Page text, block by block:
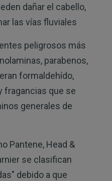
dañar el cabello,
las vías fluviales
peligrosos más
parabenos,
formaldehído,
fragancias que se
generales de
Pantene, Head &
se clasifican
debido a que